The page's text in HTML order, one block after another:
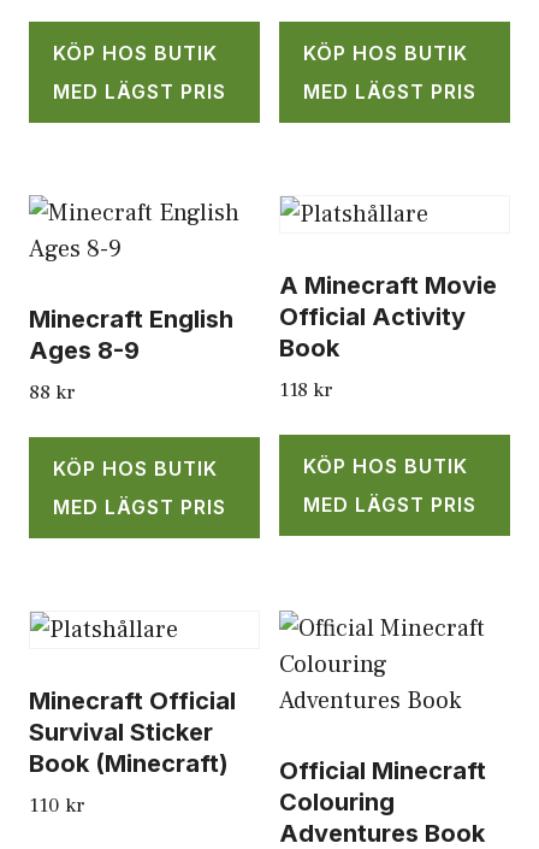
KÖP HOS BUTIK
MED LÄGST PRIS
KÖP HOS BUTIK
MED LÄGST PRIS
Minecraft English
Ages 8-9
88 kr
KÖP HOS BUTIK
MED LÄGST PRIS
A Minecraft Movie
Official Activity
Book
118 kr
KÖP HOS BUTIK
MED LÄGST PRIS
Minecraft Official
Survival Sticker
Book (Minecraft)
110 kr
Official Minecraft
Colouring
Adventures Book